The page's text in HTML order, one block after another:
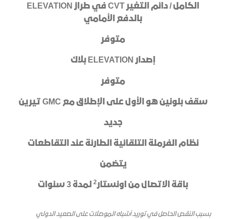
الكامل / دائم التغير CVT في طراز ELEVATION
بالدفع الأمامي
متوفر
إصدار ELEVATION بلاك
متوفر
سقف بلونين هو الأول على الإطلاق مع GMC تيرين
جديد
نظام الفرملة التلقائية الطارئة عند التقاطعات
​يتضمن
باقة الاتصال من اونستار​2لمدة 3 سنوات
بسبب النقص الحاصل في توريد أشباه الموصلات على الصعيد الدولي